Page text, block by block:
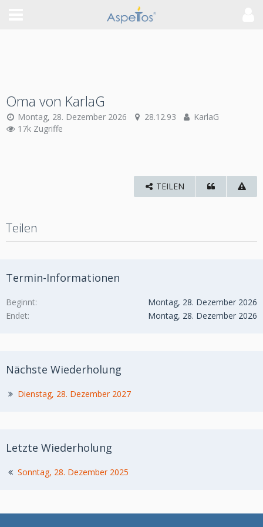
Oma von KarlaG
Montag, 28. Dezember 2026 28.12.93
KarlaG
17k Zugriffe
TEILEN
Teilen
Termin-Informationen
Beginnt
Montag, 28. Dezember 2026
Endet
Montag, 28. Dezember 2026
Nächste Wiederholung
Dienstag, 28. Dezember 2027
Letzte Wiederholung
Sonntag, 28. Dezember 2025